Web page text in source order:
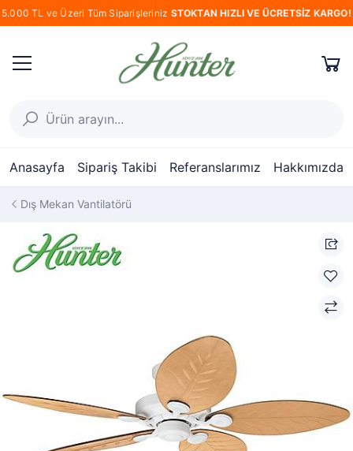
5.000 TL ve Üzeri Tüm Siparişleriniz STOKTAN HIZLI VE ÜCRETSİZ KARGO!
Anasayfa Sipariş Takibi Referanslarımız Hakkımızda
Dış Mekan Vantilatörü